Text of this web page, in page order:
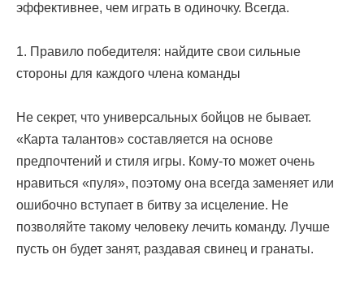
эффективнее, чем играть в одиночку. Всегда.
1. Правило победителя: найдите свои сильные
стороны для каждого члена команды
Не секрет, что универсальных бойцов не бывает.
«Карта талантов» составляется на основе
предпочтений и стиля игры. Кому-то может очень
нравиться «пуля», поэтому она всегда заменяет или
ошибочно вступает в битву за исцеление. Не
позволяйте такому человеку лечить команду. Лучше
пусть он будет занят, раздавая свинец и гранаты.